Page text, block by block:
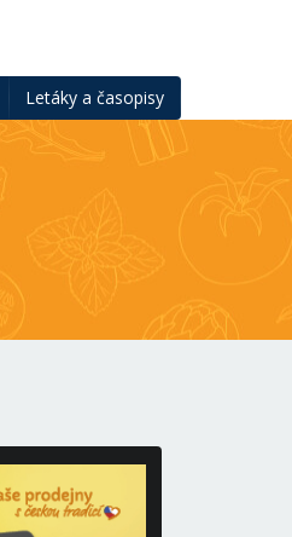
Letáky a časopisy